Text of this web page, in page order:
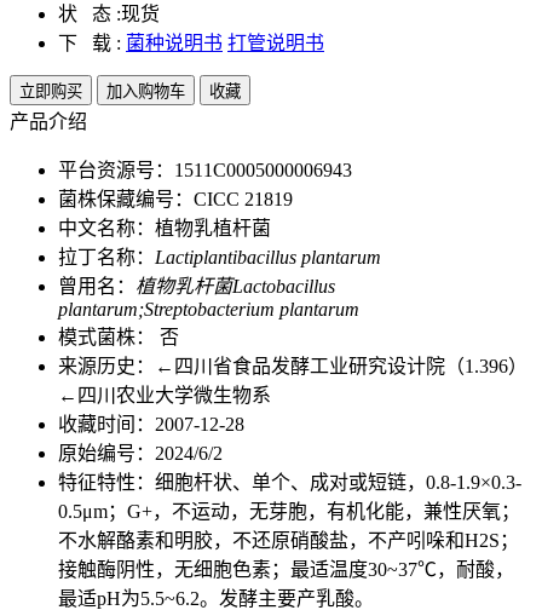
状 态 :现货
下 载 : 菌种说明书 打管说明书
立即购买 加入购物车 收藏
产品介绍
平台资源号：1511C0005000006943
菌株保藏编号：CICC 21819
中文名称：植物乳植杆菌
拉丁名称： Lactiplantibacillus plantarum
曾用名： 植物乳杆菌Lactobacillus
plantarum;Streptobacterium plantarum
模式菌株： 否
来源历史：←四川省食品发酵工业研究设计院（1.396）
←四川农业大学微生物系
收藏时间：2007-12-28
原始编号：2024/6/2
特征特性：细胞杆状、单个、成对或短链，0.8-1.9×0.3-
0.5μm；G+，不运动，无芽胞，有机化能，兼性厌氧；
不水解酪素和明胶，不还原硝酸盐，不产吲哚和H2S；
接触酶阴性，无细胞色素；最适温度30~37℃，耐酸，
最适pH为5.5~6.2。发酵主要产乳酸。